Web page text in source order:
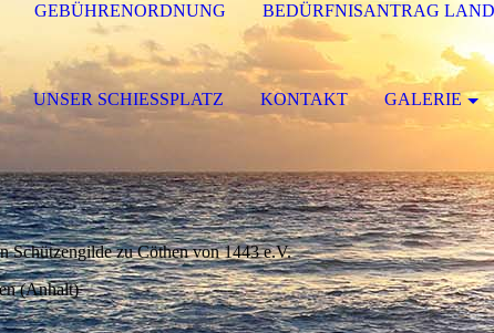
GEBÜHRENORDNUNG BEDÜRFNISANTRAG
UNSER SCHIESSPLATZ KONTAKT GALERIE
Schützengilde zu Cöthen von 1443 e.V.
(Anhalt)